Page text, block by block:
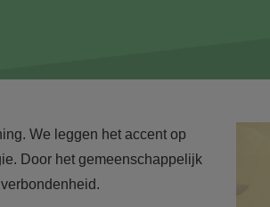
We leggen het accent op
Door het gemeenschappelijk